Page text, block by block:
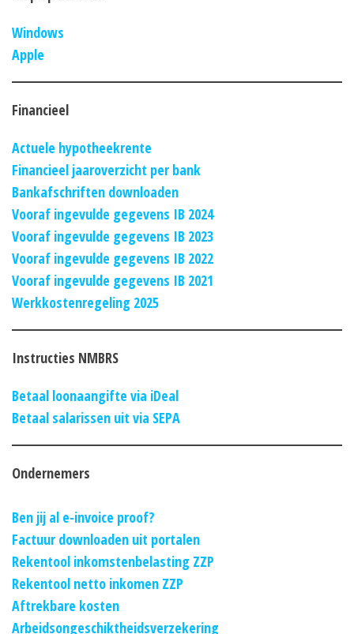
Windows
Apple
Financieel
Actuele hypotheekrente
Financieel jaaroverzicht per bank
Bankafschriften downloaden
Vooraf ingevulde gegevens IB 2024
Vooraf ingevulde gegevens IB 2023
Vooraf ingevulde gegevens IB 2022
Vooraf ingevulde gegevens IB 2021
Werkkostenregeling 2025
Instructies NMBRS
Betaal loonaangifte via iDeal
Betaal salarissen uit via SEPA
Ondernemers
Ben jij al e-invoice proof?
Factuur downloaden uit portalen
Rekentool inkomstenbelasting ZZP
Rekentool netto inkomen ZZP
Aftrekbare kosten
Arbeidsongeschiktheidsverzekering